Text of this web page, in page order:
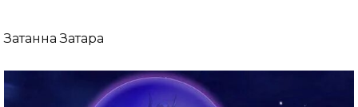
Затанна Затара